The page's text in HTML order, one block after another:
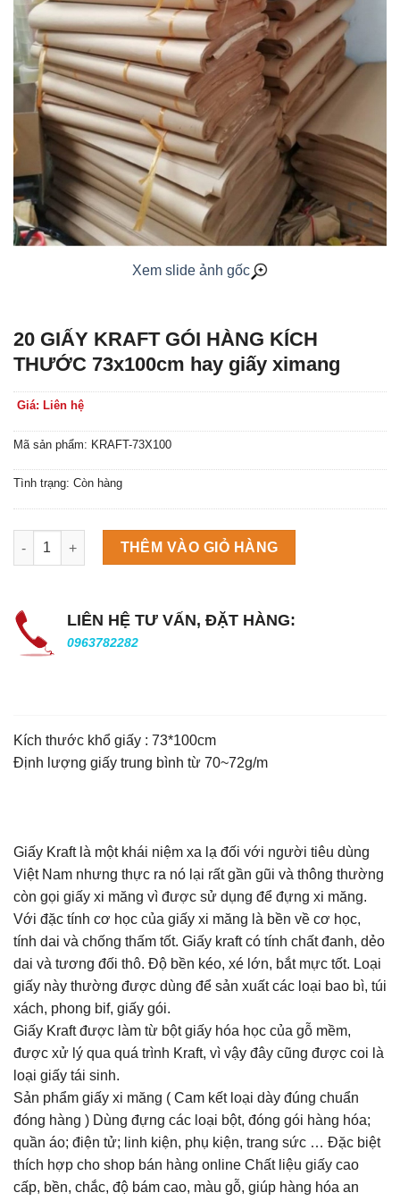
Xem slide ảnh gốc
20 GIẤY KRAFT GÓI HÀNG KÍCH
THƯỚC 73x100cm hay giấy ximang
Giá: Liên hệ
Mã sản phẩm: KRAFT-73X100
Tình trạng: Còn hàng
Máy làm đá viên Scotsman NW458AS số lượng
THÊM VÀO GIỎ HÀNG
LIÊN HỆ TƯ VẤN, ĐẶT HÀNG:
0963782282
Kích thước khổ giấy : 73*100cm
Định lượng giấy trung bình từ 70~72g/m
Giấy Kraft là một khái niệm xa lạ đối với người tiêu dùng
Việt Nam nhưng thực ra nó lại rất gần gũi và thông thường
còn gọi giấy xi măng vì được sử dụng để đựng xi măng.
Với đặc tính cơ học của giấy xi măng là bền về cơ học,
tính dai và chống thấm tốt. Giấy kraft có tính chất đanh, dẻo
dai và tương đối thô. Độ bền kéo, xé lớn, bắt mực tốt. Loại
giấy này thường được dùng để sản xuất các loại bao bì, túi
xách, phong bif, giấy gói.
Giấy Kraft được làm từ bột giấy hóa học của gỗ mềm,
được xử lý qua quá trình Kraft, vì vậy đây cũng được coi là
loại giấy tái sinh.
Sản phẩm giấy xi măng ( Cam kết loại dày đúng chuẩn
đóng hàng ) Dùng đựng các loại bột, đóng gói hàng hóa;
quần áo; điện tử; linh kiện, phụ kiện, trang sức … Đặc biệt
thích hợp cho shop bán hàng online Chất liệu giấy cao
cấp, bền, chắc, độ bám cao, màu gỗ, giúp hàng hóa an